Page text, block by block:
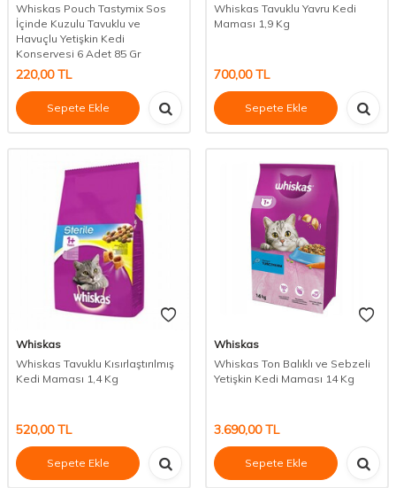
Whiskas Pouch Tastymix Sos
İçinde Kuzulu Tavuklu ve
Havuçlu Yetişkin Kedi
Konservesi 6 Adet 85 Gr
220,00TL
Sepete Ekle
Whiskas Tavuklu Yavru Kedi
Maması 1,9 Kg
700,00TL
Sepete Ekle
Whiskas
Whiskas Tavuklu Kısırlaştırılmış
Kedi Maması 1,4 Kg
520,00TL
Sepete Ekle
Whiskas
Whiskas Ton Balıklı ve Sebzeli
Yetişkin Kedi Maması 14 Kg
3.690,00TL
Sepete Ekle